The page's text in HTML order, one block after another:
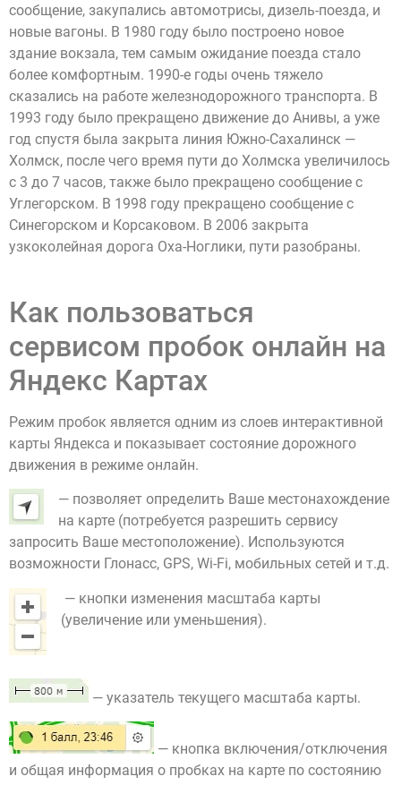
сообщение, закупались автомотрисы, дизель-поезда, и
новые вагоны. В 1980 году было построено новое
здание вокзала, тем самым ожидание поезда стало
более комфортным. 1990-е годы очень тяжело
сказались на работе железнодорожного транспорта. В
1993 году было прекращено движение до Анивы, а уже
год спустя была закрыта линия Южно-Сахалинск —
Холмск, после чего время пути до Холмска увеличилось
с 3 до 7 часов, также было прекращено сообщение с
Углегорском. В 1998 году прекращено сообщение с
Синегорском и Корсаковом. В 2006 закрыта
узкоколейная дорога Оха-Ноглики, пути разобраны.
Как пользоваться
сервисом пробок онлайн на
Яндекс Картах
Режим пробок является одним из слоев интерактивной
карты Яндекса и показывает состояние дорожного
движения в режиме онлайн.
— позволяет определить Ваше местонахождение
на карте (потребуется разрешить сервису
запросить Ваше местоположение). Используются
возможности Глонасс, GPS, Wi-Fi, мобильных сетей и т.д.
— кнопки изменения масштаба карты
(увеличение или уменьшения).
— указатель текущего масштаба карты.
— кнопка включения/отключения
и общая информация о пробках на карте по состоянию